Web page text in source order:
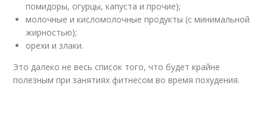
помидоры, огурцы, капуста и прочие);
молочные и кисломолочные продукты (с минимальной
жирностью);
орехи и злаки.
Это далеко не весь список того, что будет крайне
полезным при занятиях фитнесом во время похудения.